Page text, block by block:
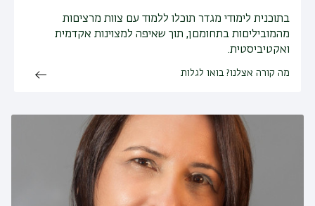
בתוכנית לימודי מגדר תוכלו ללמוד עם צוות מרציםות
מהמוביליםות בתחומםן, תוך שאיפה למצוינות אקדמית
ואקטיביסטית.
מה קורה אצלנו? בואו לגלות